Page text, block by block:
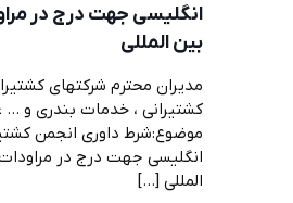
انگليسی جهت درج در
بين المللی
مديران محترم شركتهای
كشتيرانی ، خدمات بندری و
موضوع:شرط داوری انجمن
انگليسی جهت درج در
المللی […]